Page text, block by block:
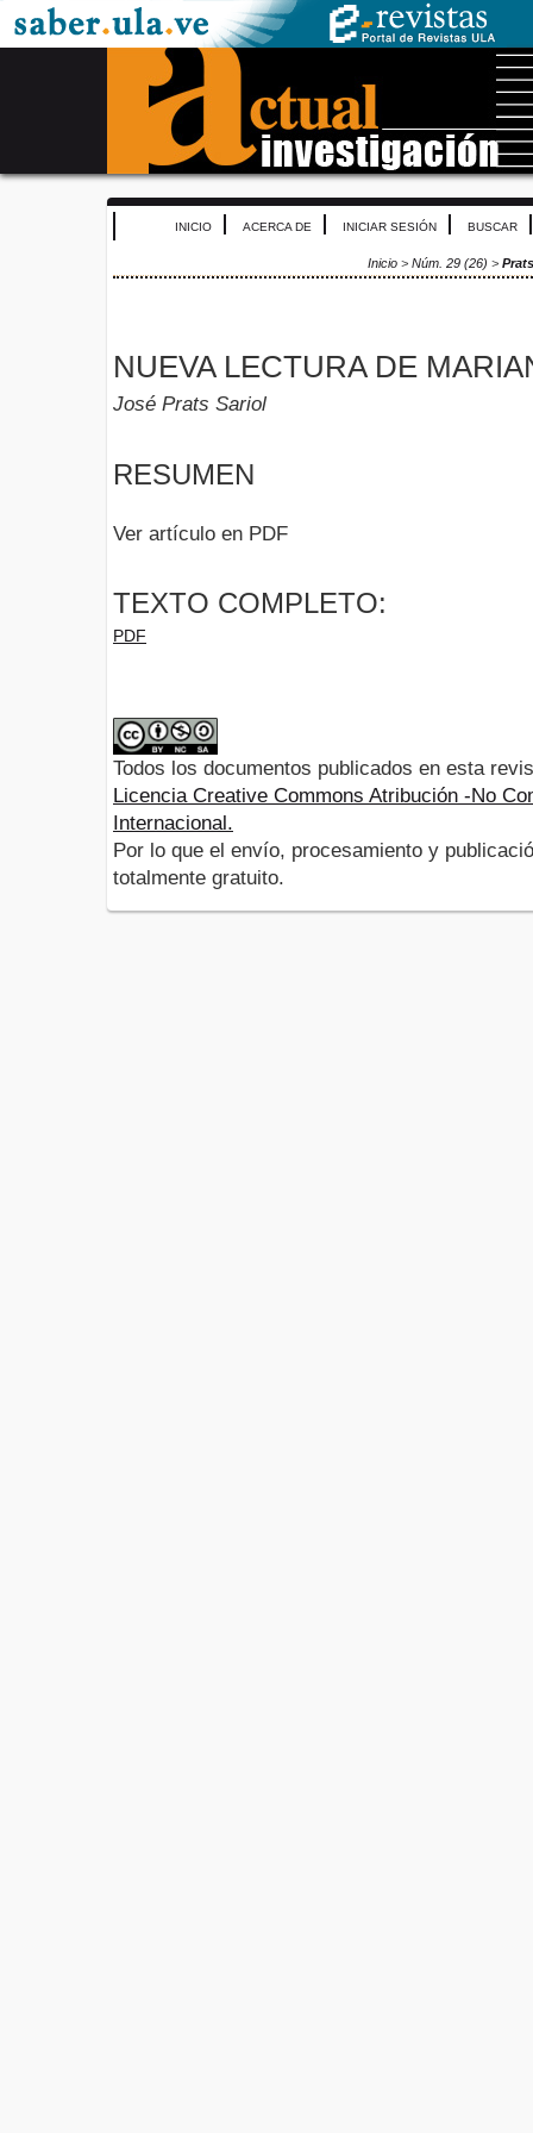
INICIO ACERCA DE INICIAR SESIÓN BUSCAR
Inicio> Núm. 29 (26) >
NUEVA LECTURA DE
José Prats Sariol
RESUMEN
Ver artículo en PDF
TEXTO COMPLETO:
PDF
Todos los documentos publicados en esta
Licencia Creative Commons Atribución -No
Internacional.
Por lo que el envío, procesamiento y
totalmente gratuito.